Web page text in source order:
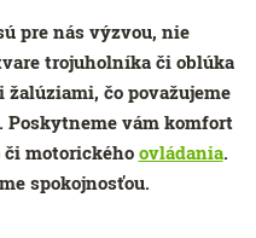
pre nás výzvou, nie
trojuholníka či oblúka
čo považujeme
vám komfort
či motorického ovládania.
spokojnosťou.